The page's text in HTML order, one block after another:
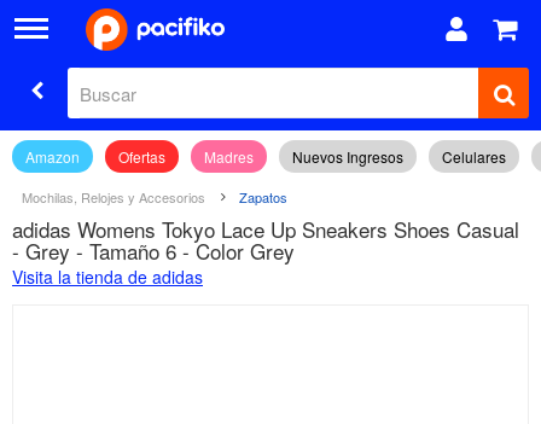
Amazon Ofertas Madres Nuevos Ingresos Celulares
Mochilas, Relojes y Accesorios Zapatos
adidas Womens Tokyo Lace Up Sneakers Shoes Casual
- Grey - Tamaño 6 - Color Grey
Visita la tienda de adidas